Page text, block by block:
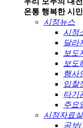
온통 행복한 시민
시정뉴스
시정
달라
보도
보도
행사
입찰
타기
주요
시정자료실
공보